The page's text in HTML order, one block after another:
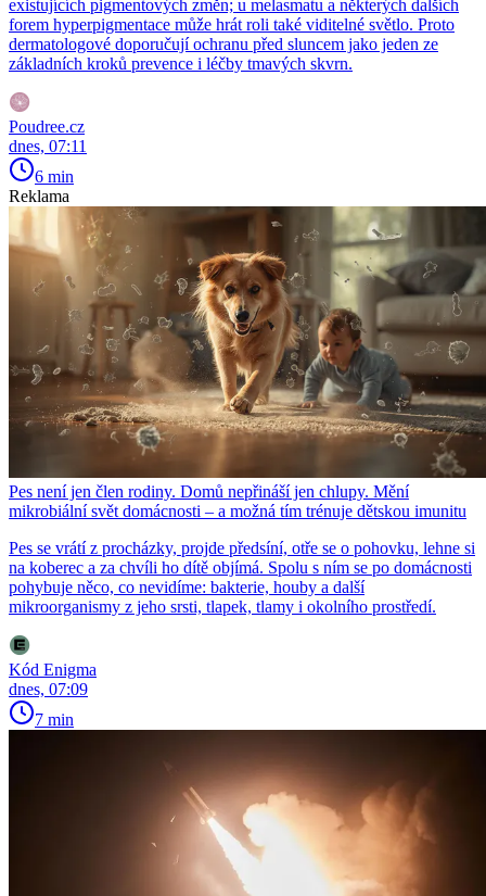
existujících pigmentových změn; u melasmatu a některých dalších
forem hyperpigmentace může hrát roli také viditelné světlo. Proto
dermatologové doporučují ochranu před sluncem jako jeden ze
základních kroků prevence i léčby tmavých skvrn.
Poudree.cz
dnes, 07:11
6 min
Reklama
Pes není jen člen rodiny. Domů nepřináší jen chlupy. Mění
mikrobiální svět domácnosti – a možná tím trénuje dětskou imunitu
Pes se vrátí z procházky, projde předsíní, otře se o pohovku, lehne si
na koberec a za chvíli ho dítě objímá. Spolu s ním se po domácnosti
pohybuje něco, co nevidíme: bakterie, houby a další
mikroorganismy z jeho srsti, tlapek, tlamy i okolního prostředí.
Kód Enigma
dnes, 07:09
7 min